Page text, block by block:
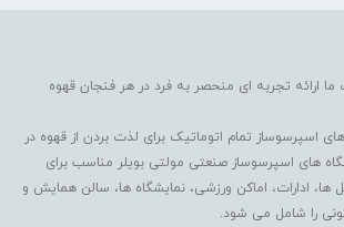
ارائه تجربه ای منحصر به فرد در هر فنجان قهوه
اسپرسوساز تمام اتوماتیک برای لذت بردن از قهوه در
های اسپرسوساز صنعتی مولتی بویلر مناسب برای
ها، ادارات، اماکن ورزشی، نمایشگاه ها، سالن همایش و
را شامل می شود.